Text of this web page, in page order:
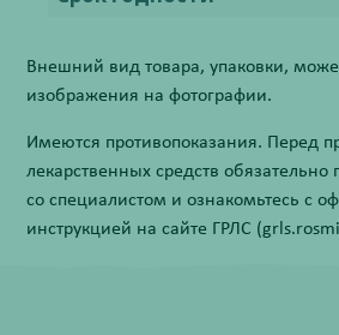
Внешний вид товара, упаковки,
изображения на фотографии.
Имеются противопоказания. Перед
лекарственных средств обязательно
со специалистом и ознакомьтесь с
инструкцией на сайте ГРЛС